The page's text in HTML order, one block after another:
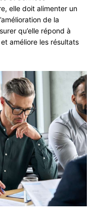
elle doit alimenter un
de la
qu’elle répond à
améliore les résultats